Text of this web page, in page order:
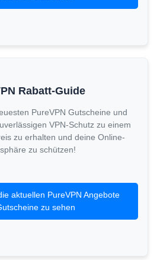
Rabatt-Guide
PureVPN Gutscheine und
VPN-Schutz zu einem
zu erhalten und deine Online-
zu schützen!
aktuellen PureVPN Angebote
zu sehen